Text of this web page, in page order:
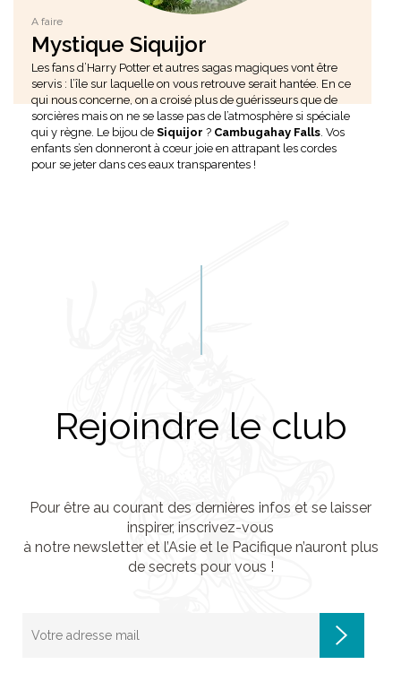
A faire
Mystique Siquijor
Les fans d’Harry Potter et autres sagas magiques vont être
servis : l’île sur laquelle on vous retrouve serait hantée. En ce
qui nous concerne, on a croisé plus de guérisseurs que de
sorcières mais on ne se lasse pas de l’atmosphère si spéciale
qui y règne. Le bijou de Siquijor ? Cambugahay Falls. Vos
enfants s’en donneront à cœur joie en attrapant les cordes
pour se jeter dans ces eaux transparentes !
Rejoindre le club
Pour être au courant des dernières infos et se laisser
inspirer, inscrivez-vous
à notre newsletter et l’Asie et le Pacifique n’auront plus
de secrets pour vous !